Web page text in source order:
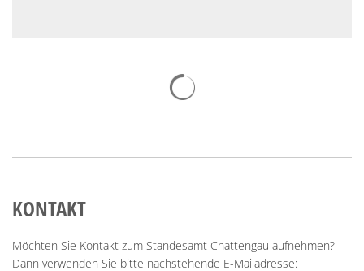
KONTAKT
Möchten Sie Kontakt zum Standesamt Chattengau aufnehmen?
Dann verwenden Sie bitte nachstehende E-Mailadresse: